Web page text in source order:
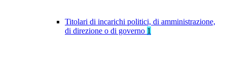
Titolari di incarichi politici, di amministrazione,
di direzione o di governo 1